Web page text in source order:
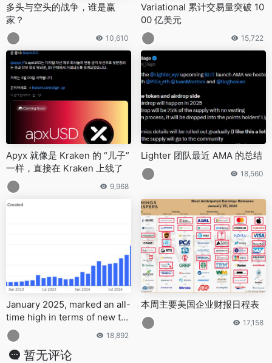
多头与空头的战争，谁是赢
家？
10,610
Variational 累计交易量突破 10
00 亿美元
15,722
Apyx 就像是 Kraken 的 “儿子”
一样，直接在 Kraken 上线了
9,968
Lighter 团队最近 AMA 的总结
18,560
January 2025, marked an all-
time high in terms of new tok
en issuances reached an all-
time high raising concerns a
bout market liquidity
18,892
本周主要美国企业财报日程表
17,158
暂无评论